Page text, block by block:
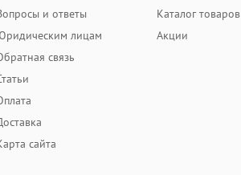
и ответы
лицам
связь
сайта
Каталог товаров
Акции